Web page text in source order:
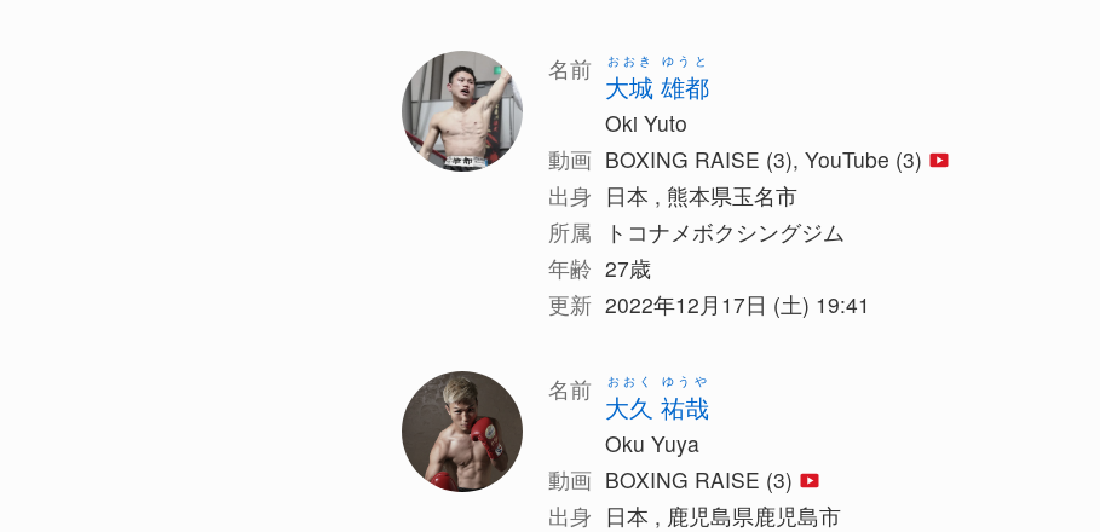
名前
大城 雄都
おおき ゆうと
Oki Yuto
動画 BOXING RAISE (3), YouTube (3)
出身 日本 , 熊本県玉名市
所属
トコナメボクシングジム
年齢 27歳
更新 2022年12月17日 (土) 19:41
名前
大久 祐哉
おおく ゆうや
Oku Yuya
動画 BOXING RAISE (3)
出身 日本 , 鹿児島県鹿児島市